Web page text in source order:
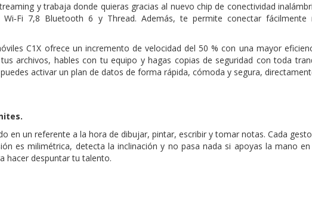
y trabaja donde quieras gracias al nuevo chip de conectividad
Wi‑Fi 7,8 Bluetooth 6 y Thread. Además, te permite conectar
C1X ofrece un incremento de velocidad del 50 % con una mayor
archivos, hables con tu equipo y hagas copias de seguridad con toda
activar un plan de datos de forma rápida, cómoda y segura,
en un referente a la hora de dibujar, pintar, escribir y tomar notas. Cada
es milimétrica, detecta la inclinación y no pasa nada si apoyas la mano
hacer despuntar tu talento.